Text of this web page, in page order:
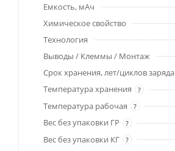
Емкость, мАч
Химическое свойство
Технология
Выводы / Клеммы / Монтаж
Срок хранения, лет/циклов заряда
Температура хранения
?
Температура рабочая
?
Вес без упаковки ГР
?
Вес без упаковки КГ
?